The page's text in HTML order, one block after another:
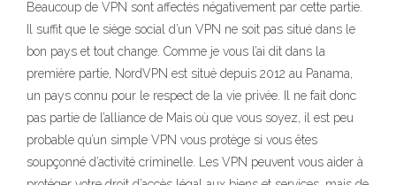
Beaucoup de VPN sont affectés négativement par cette partie.
Il suffit que le siège social d’un VPN ne soit pas situé dans le
bon pays et tout change. Comme je vous l’ai dit dans la
première partie, NordVPN est situé depuis 2012 au Panama,
un pays connu pour le respect de la vie privée. Il ne fait donc
pas partie de l’alliance de Mais où que vous soyez, il est peu
probable qu’un simple VPN vous protège si vous êtes
soupçonné d’activité criminelle. Les VPN peuvent vous aider à